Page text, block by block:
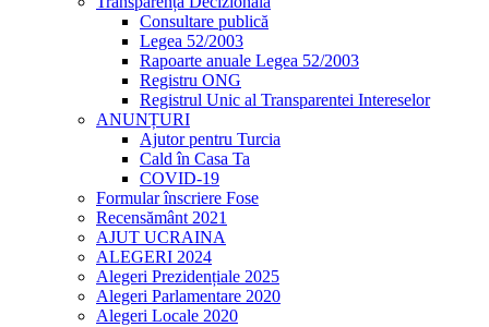
Consultare publică
Legea 52/2003
Rapoarte anuale Legea 52/2003
Registru ONG
Registrul Unic al Transparentei Intereselor
ANUNȚURI
Ajutor pentru Turcia
Cald în Casa Ta
COVID-19
Formular înscriere Fose
Recensământ 2021
AJUT UCRAINA
ALEGERI 2024
Alegeri Prezidențiale 2025
Alegeri Parlamentare 2020
Alegeri Locale 2020